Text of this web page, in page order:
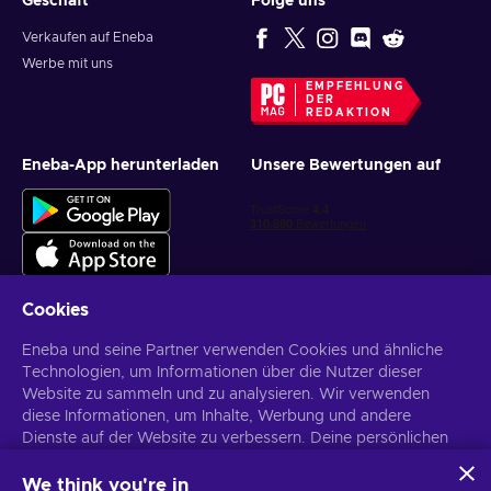
Verkaufen auf Eneba
Werbe mit uns
EMPFEHLUNG
DER
REDAKTION
Eneba-App herunterladen Unsere Bewertungen auf
Abonnieren
Du kannst dich jederzeit wieder abmelden. Weitere Informationen in
Cookies
Eneba und seine Partner verwenden Cookies und ähnliche
Technologien, um Informationen über die Nutzer dieser
Website zu sammeln und zu analysieren. Wir verwenden
diese Informationen, um Inhalte, Werbung und andere
Dienste auf der Website zu verbessern. Deine persönlichen
verwendet werden.
We think you're in